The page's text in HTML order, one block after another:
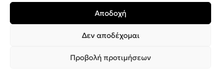
Αποδοχή
Δεν αποδέχομαι
Προβολή προτιμήσεων
Copyright 2026,
Κατασκευή Ιστοσελίδων Interactive Net Solutions